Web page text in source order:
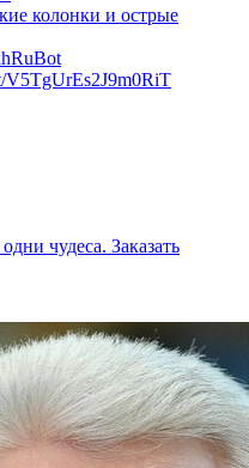
колонки и острые
V5TgUrEs2J9m0RiT
чудеса. Заказать